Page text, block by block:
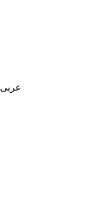
عربى